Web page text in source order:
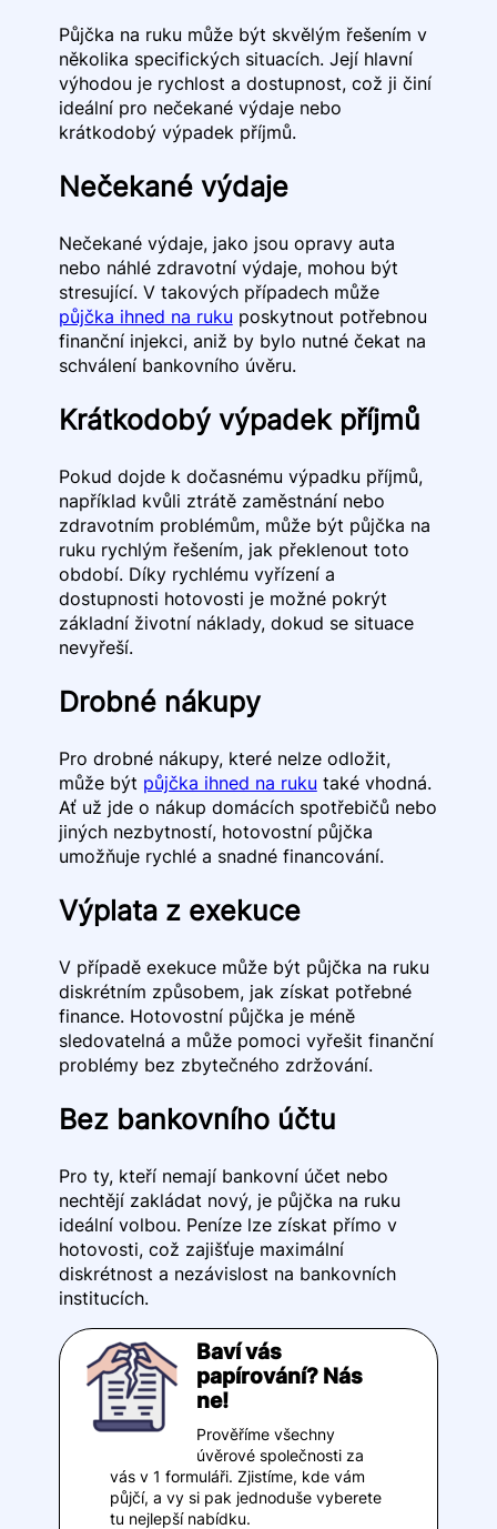
Půjčka na ruku může být skvělým řešením v
několika specifických situacích. Její hlavní
výhodou je rychlost a dostupnost, což ji činí
ideální pro nečekané výdaje nebo
krátkodobý výpadek příjmů.
Nečekané výdaje
Nečekané výdaje, jako jsou opravy auta
nebo náhlé zdravotní výdaje, mohou být
stresující. V takových případech může
půjčka ihned na ruku poskytnout potřebnou
finanční injekci, aniž by bylo nutné čekat na
schválení bankovního úvěru.
Krátkodobý výpadek příjmů
Pokud dojde k dočasnému výpadku příjmů,
například kvůli ztrátě zaměstnání nebo
zdravotním problémům, může být půjčka na
ruku rychlým řešením, jak překlenout toto
období. Díky rychlému vyřízení a
dostupnosti hotovosti je možné pokrýt
základní životní náklady, dokud se situace
nevyřeší.
Drobné nákupy
Pro drobné nákupy, které nelze odložit,
může být půjčka ihned na ruku také vhodná.
Ať už jde o nákup domácích spotřebičů nebo
jiných nezbytností, hotovostní půjčka
umožňuje rychlé a snadné financování.
Výplata z exekuce
V případě exekuce může být půjčka na ruku
diskrétním způsobem, jak získat potřebné
finance. Hotovostní půjčka je méně
sledovatelná a může pomoci vyřešit finanční
problémy bez zbytečného zdržování.
Bez bankovního účtu
Pro ty, kteří nemají bankovní účet nebo
nechtějí zakládat nový, je půjčka na ruku
ideální volbou. Peníze lze získat přímo v
hotovosti, což zajišťuje maximální
diskrétnost a nezávislost na bankovních
institucích.
Baví vás
papírování? Nás
ne!
Prověříme všechny
úvěrové společnosti za
vás v 1 formuláři. Zjistíme, kde vám
půjčí, a vy si pak jednoduše vyberete
tu nejlepší nabídku.